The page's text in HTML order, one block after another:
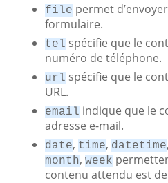
file permet
formulaire.
tel spécifie que le
numéro de téléphone.
url spécifie que le
URL.
email indique que le
adresse e-mail.
date, time, datetime,
month, week
contenu attendu est